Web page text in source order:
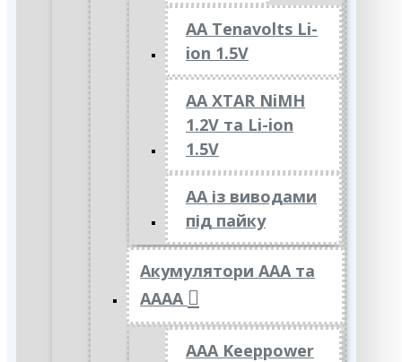
AA Tenavolts Li-
ion 1.5V
AA XTAR NiMH
1.2V та Li-ion
1.5V
АА із виводами
під пайку
Акумулятори ААА та
АААА
AAA Keeppower